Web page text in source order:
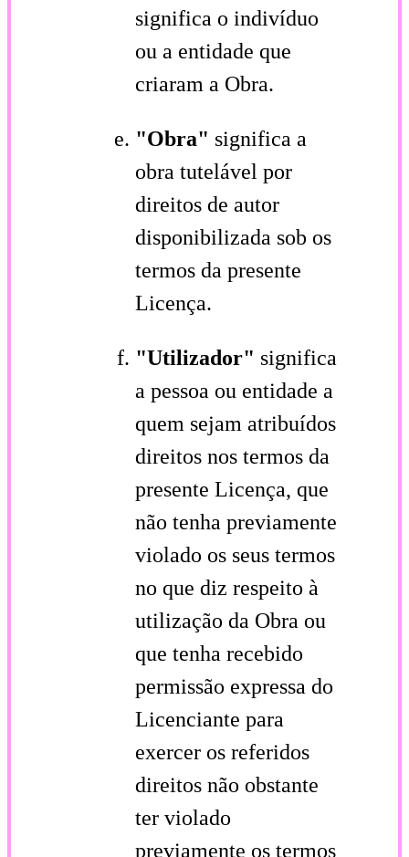
significa o indivíduo
ou a entidade que
criaram a Obra.
"Obra" significa a
obra tutelável por
direitos de autor
disponibilizada sob os
termos da presente
Licença.
"Utilizador" significa
a pessoa ou entidade a
quem sejam atribuídos
direitos nos termos da
presente Licença, que
não tenha previamente
violado os seus termos
no que diz respeito à
utilização da Obra ou
que tenha recebido
permissão expressa do
Licenciante para
exercer os referidos
direitos não obstante
ter violado
previamente os termos